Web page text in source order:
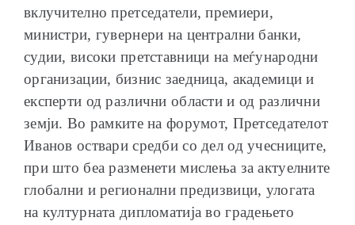
вклучително претседатели, премиери,
министри, гувернери на централни банки,
судии, високи претставници на меѓународни
организации, бизнис заедница, академици и
експерти од различни области и од различни
земји. Во рамките на форумот, Претседателот
Иванов оствари средби со дел од учесниците,
при што беа разменети мислења за актуелните
глобални и регионални предизвици, улогата
на културната дипломатија во градењето